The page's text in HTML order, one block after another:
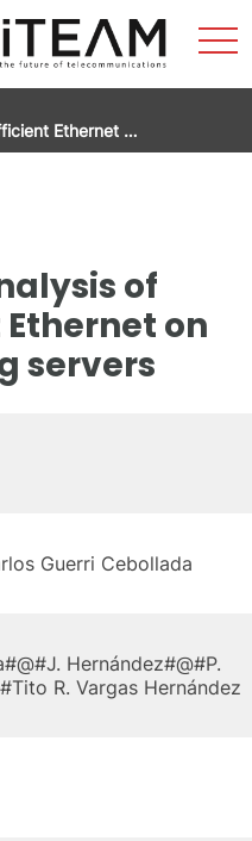
Ethernet …
of
on
servers
Guerri Cebollada
Hernández#@#P.
R. Vargas Hernández